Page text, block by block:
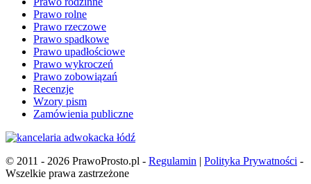
Prawo rolne
Prawo rzeczowe
Prawo spadkowe
Prawo upadłościowe
Prawo wykroczeń
Prawo zobowiązań
Recenzje
Wzory pism
Zamówienia publiczne
© 2011 - 2026 PrawoProsto.pl - Regulamin | Polityka Prywatności -
Wszelkie prawa zastrzeżone